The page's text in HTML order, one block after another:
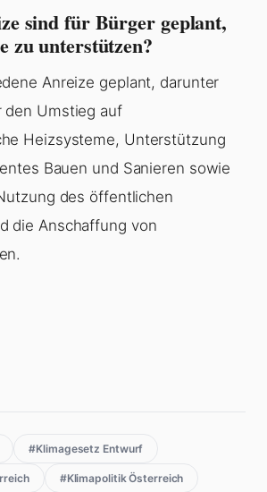
sind für Bürger geplant,
zu unterstützen?
Anreize geplant, darunter
den Umstieg auf
Heizsysteme, Unterstützung
Bauen und Sanieren sowie
des öffentlichen
die Anschaffung von
#Klimagesetz Entwurf
#Klimapolitik Österreich